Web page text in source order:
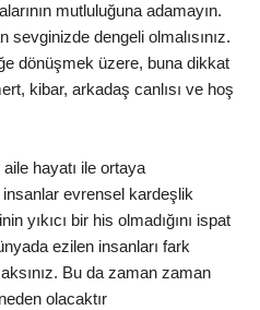
mutluluğuna adamayın.
dengeli olmalısınız.
dönüşmek üzere, buna dikkat
kibar, arkadaş canlısı ve hoş
hayatı ile ortaya
evrensel kardeşlik
yıkıcı bir his olmadığını ispat
ezilen insanları fark
Bu da zaman zaman
olacaktır